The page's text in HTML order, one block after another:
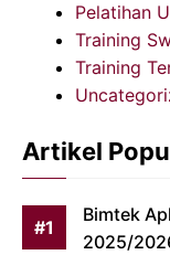
Pelatihan
Training
Training
Artikel
Bimtek
2025/